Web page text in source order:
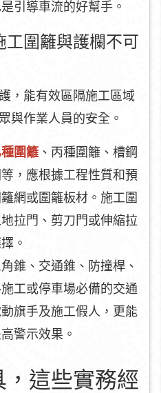
引導車流的好幫手。
工圍籬與護欄不可
，能有效區隔施工區域
與作業人員的安全。
圍籬 、丙種圍籬、槽鋼
，應根據工程性質和預
網或圍籬板材。施工圍
拉門、剪刀門或伸縮拉
。
角錐、交通錐、防撞桿、
工或停車場必備的交通
旗手及施工假人，更能
警示效果。
這些實務經